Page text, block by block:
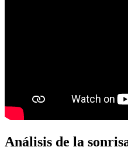
Análisis de la